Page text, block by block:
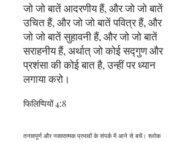
जो जो बातें आदरणीय हैं, और जो जो बातें
उचित हैं, और जो जो बातें पवित्र हैं, और
जो जो बातें सुहावनी हैं, और जो जो बातें
सराहनीय हैं, अर्थात् जो कोई सद्गुण और
प्रशंसा की कोई बात है, उन्हीं पर ध्यान
लगाया करो।
फिलिप्पियों 4:8
तनावपूर्ण और नकारात्मक प्रभावों के संपर्क में आने से बचें। श्लोक